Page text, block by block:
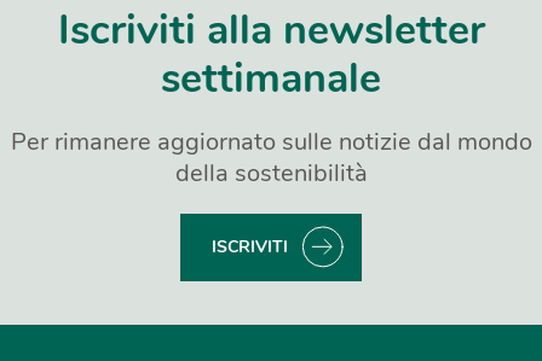
Iscriviti alla newsletter
settimanale
Per rimanere aggiornato sulle notizie dal mondo
della sostenibilità
ISCRIVITI